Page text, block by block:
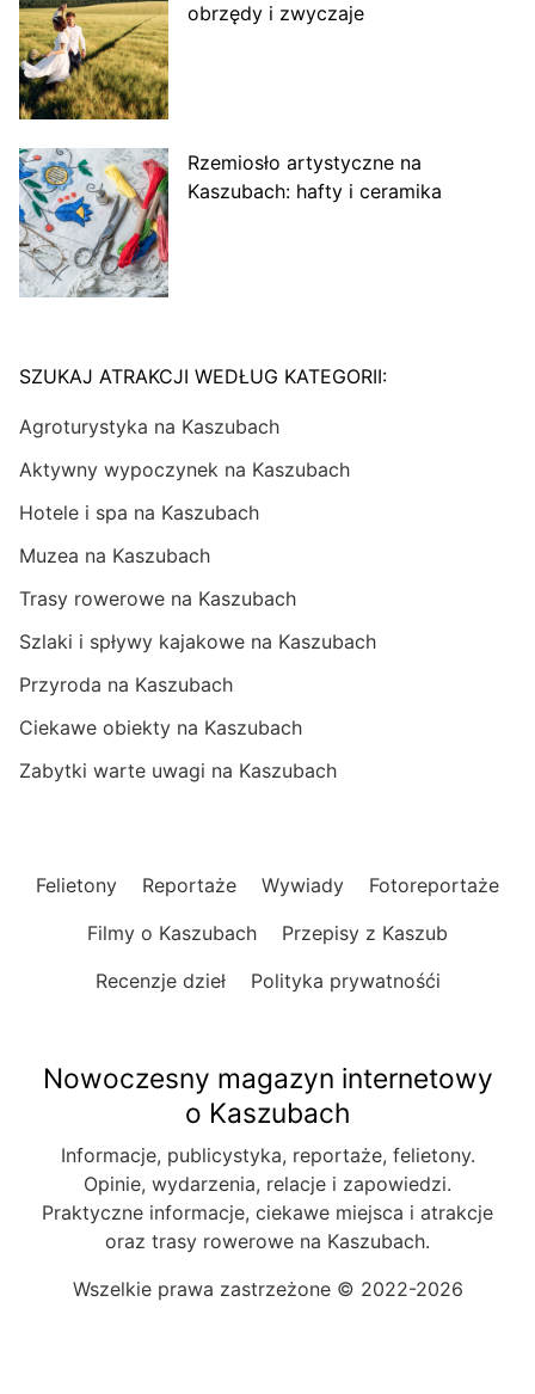
obrzędy i zwyczaje
Rzemiosło artystyczne na
Kaszubach: hafty i ceramika
SZUKAJ ATRAKCJI WEDŁUG KATEGORII:
Agroturystyka na Kaszubach
Aktywny wypoczynek na Kaszubach
Hotele i spa na Kaszubach
Muzea na Kaszubach
Trasy rowerowe na Kaszubach
Szlaki i spływy kajakowe na Kaszubach
Przyroda na Kaszubach
Ciekawe obiekty na Kaszubach
Zabytki warte uwagi na Kaszubach
Felietony Reportaże Wywiady
Fotoreportaże
Filmy o Kaszubach
Przepisy z Kaszub
Recenzje dzieł
Polityka prywatnośći
Nowoczesny magazyn internetowy
o Kaszubach
Informacje, publicystyka, reportaże, felietony.
Opinie, wydarzenia, relacje i zapowiedzi.
Praktyczne informacje, ciekawe miejsca i atrakcje
oraz trasy rowerowe na Kaszubach.
Wszelkie prawa zastrzeżone © 2022-2026